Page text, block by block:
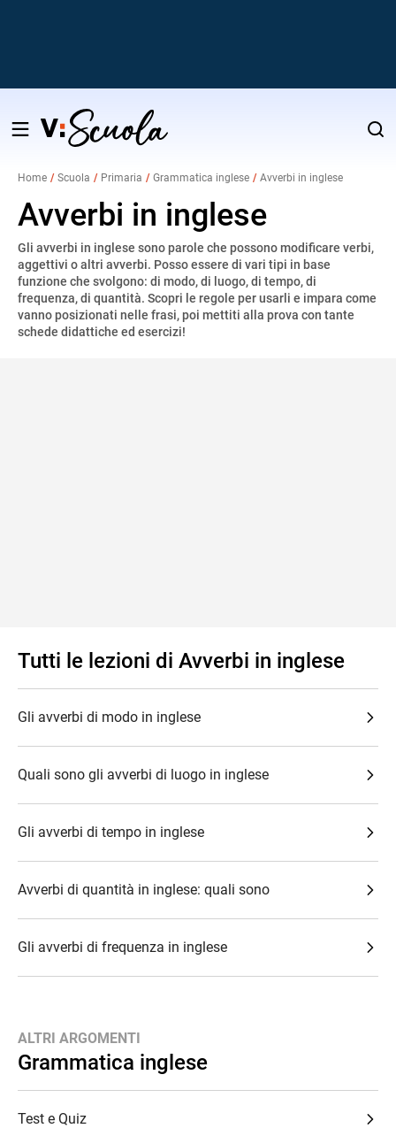
Salta
contenuto
Home Scuola Primaria Grammatica inglese Avverbi in inglese
Avverbi in inglese
Gli avverbi in inglese sono parole che possono modificare verbi,
aggettivi o altri avverbi. Posso essere di vari tipi in base
funzione che svolgono: di modo, di luogo, di tempo, di
frequenza, di quantità. Scopri le regole per usarli e impara come
vanno posizionati nelle frasi, poi mettiti alla prova con tante
schede didattiche ed esercizi!
Tutti le lezioni di Avverbi in inglese
Gli avverbi di modo in inglese
Quali sono gli avverbi di luogo in inglese
Gli avverbi di tempo in inglese
Avverbi di quantità in inglese: quali sono
Gli avverbi di frequenza in inglese
ALTRI ARGOMENTI
Grammatica inglese
Test e Quiz